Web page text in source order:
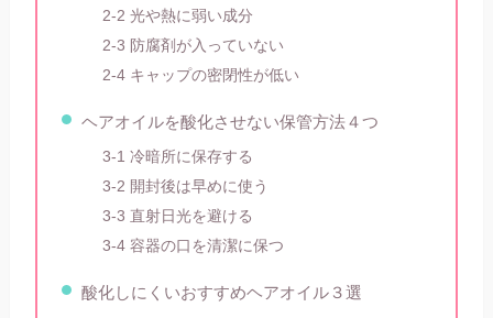
2-2 光や熱に弱い成分
2-3 防腐剤が入っていない
2-4 キャップの密閉性が低い
ヘアオイルを酸化させない保管方法４つ
3-1 冷暗所に保存する
3-2 開封後は早めに使う
3-3 直射日光を避ける
3-4 容器の口を清潔に保つ
酸化しにくいおすすめヘアオイル３選